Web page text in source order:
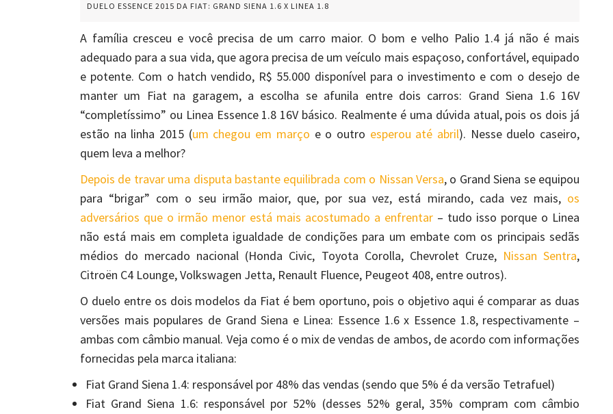
DUELO ESSENCE 2015 DA FIAT: GRAND SIENA 1.6 X LINEA 1.8
A família cresceu e você precisa de um carro maior. O bom e velho Palio 1.4 já não é mais
adequado para a sua vida, que agora precisa de um veículo mais espaçoso, confortável, equipado
e potente. Com o hatch vendido, R$ 55.000 disponível para o investimento e com o desejo de
manter um Fiat na garagem, a escolha se afunila entre dois carros: Grand Siena 1.6 16V
“completíssimo” ou Linea Essence 1.8 16V básico. Realmente é uma dúvida atual, pois os dois já
estão na linha 2015 (um chegou em março e o outro esperou até abril). Nesse duelo caseiro,
quem leva a melhor?
Depois de travar uma disputa bastante equilibrada com o Nissan Versa, o Grand Siena se equipou
para “brigar” com o seu irmão maior, que, por sua vez, está mirando, cada vez mais, os
adversários que o irmão menor está mais acostumado a enfrentar – tudo isso porque o Linea
não está mais em completa igualdade de condições para um embate com os principais sedãs
médios do mercado nacional (Honda Civic, Toyota Corolla, Chevrolet Cruze, Nissan Sentra,
Citroën C4 Lounge, Volkswagen Jetta, Renault Fluence, Peugeot 408, entre outros).
O duelo entre os dois modelos da Fiat é bem oportuno, pois o objetivo aqui é comparar as duas
versões mais populares de Grand Siena e Linea: Essence 1.6 x Essence 1.8, respectivamente –
ambas com câmbio manual. Veja como é o mix de vendas de ambos, de acordo com informações
fornecidas pela marca italiana:
Fiat Grand Siena 1.4: responsável por 48% das vendas (sendo que 5% é da versão Tetrafuel)
Fiat Grand Siena 1.6: responsável por 52% (desses 52% geral, 35% compram com câmbio